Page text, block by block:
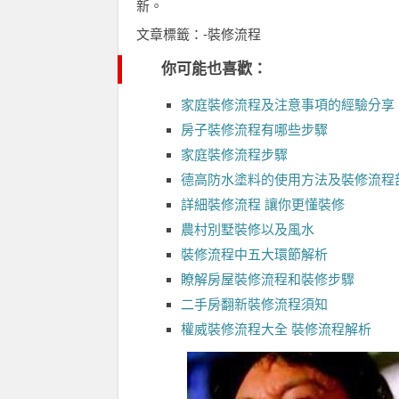
新。
文章標籤：-裝修流程
你可能也喜歡：
家庭裝修流程及注意事項的經驗分享
房子裝修流程有哪些步驟
家庭裝修流程步驟
德高防水塗料的使用方法及裝修流程
詳細裝修流程 讓你更懂裝修
農村別墅裝修以及風水
裝修流程中五大環節解析
瞭解房屋裝修流程和裝修步驟
二手房翻新裝修流程須知
權威裝修流程大全 裝修流程解析